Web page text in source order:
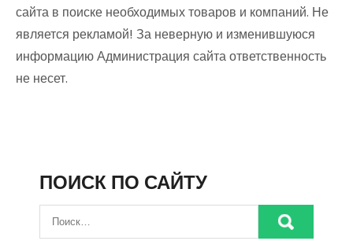
сайта в поиске необходимых товаров и компаний. Не
является рекламой! За неверную и изменившуюся
информацию Администрация сайта ответственность
не несет.
ПОИСК ПО САЙТУ